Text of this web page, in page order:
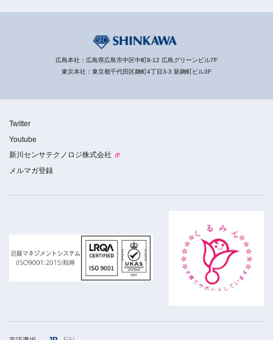
広島本社：広島県広島市中区中町8-12 広島グリーンビル7F
東京本社：東京都千代田区麹町4丁目3-3 新麹町ビル3F
Twitter
Youtube
新川センサテクノロジ株式会社
メルマガ登録